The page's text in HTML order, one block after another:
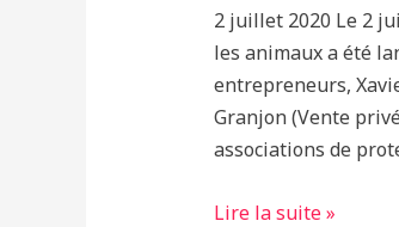
2 juillet 2020 Le 2
les animaux a été
entrepreneurs,
Granjon (Vente
associations de
Lancement
Lire la suite »